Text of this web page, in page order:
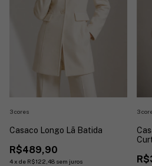
Casaco Longo Lã Batida
R$489,90
4 x de R$122,48 sem juros
3 cores 3